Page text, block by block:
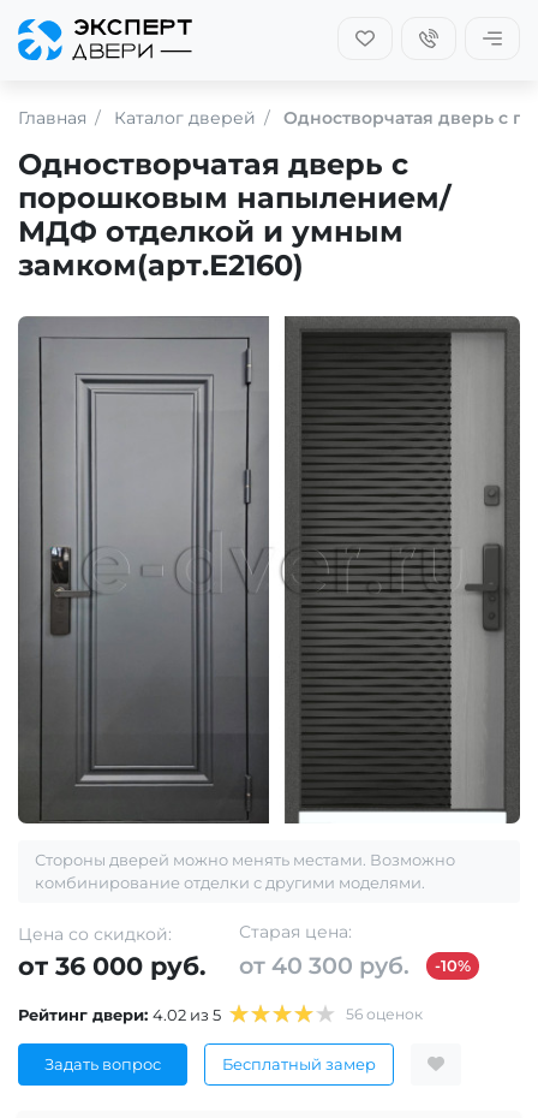
Главная Каталог дверей Одностворчатая дверь с
Одностворчатая дверь с
порошковым напылением/
МДФ отделкой и умным
замком(арт.Е2160)
Стороны дверей можно менять местами. Возможно
комбинирование отделки с другими моделями.
Цена со скидкой:
от 36 000 руб.
Старая цена:
от 40 300 руб. -10%
Рейтинг двери: 4.02 из 5 56 оценок
Задать вопрос Бесплатный замер